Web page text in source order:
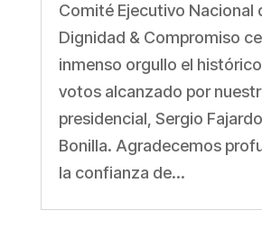
Comité Ejecutivo Nacional
Dignidad & Compromiso
inmenso orgullo el
votos alcanzado por
presidencial, Sergio
Bonilla. Agradecemos
la confianza de...